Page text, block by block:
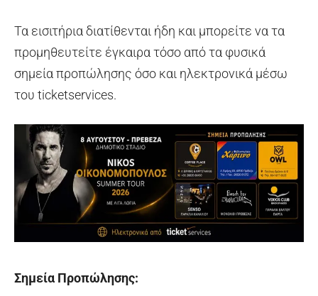
Τα εισιτήρια διατίθενται ήδη και μπορείτε να τα
προμηθευτείτε έγκαιρα τόσο από τα φυσικά
σημεία προπώλησης όσο και ηλεκτρονικά μέσω
του ticketservices.
Σημεία Προπώλησης: